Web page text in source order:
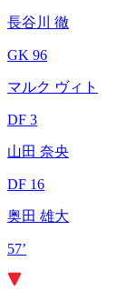
長谷川 徹
GK 96
マルク ヴィト
DF 3
山田 奈央
DF 16
奥田 雄大
57’